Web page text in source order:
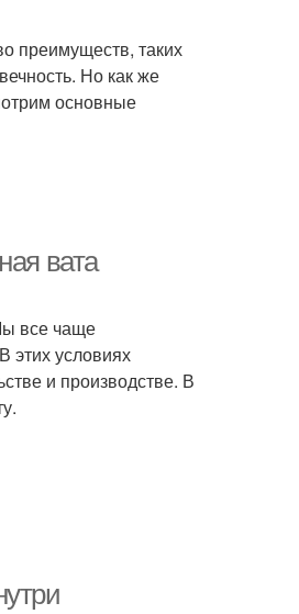
преимуществ, таких
Но как же
основные
вата
все чаще
этих условиях
и производстве. В